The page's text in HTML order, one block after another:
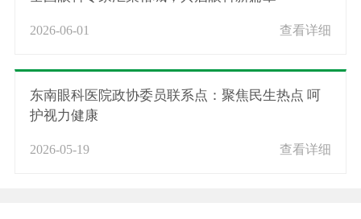
2026-06-01 查看详细
东南眼科医院政协委员联系点：聚焦民生热点 呵
护视力健康
2026-05-19 查看详细